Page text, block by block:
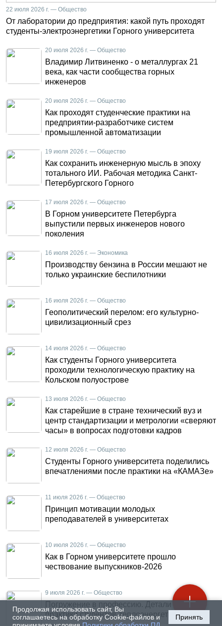
Продолжая использовать сайт, Вы
соглашаетесь на обработку Cookie-файлов и
Принять
22 июля 2026 г. — Общество
От лаборатории до предприятия: какой путь проходят
студенты-электроэнергетики Горного университета
20 июля 2026 г. — Общество
Владимир Литвиненко - о металлургах 21
века, как части сообщества горных
инженеров
20 июля 2026 г. — Общество
Как проходят студенческие практики на
предприятии-разработчике систем
промышленной автоматизации
19 июля 2026 г. — Общество
Как сохранить инженерную мысль в эпоху
тотального ИИ. Рабочая методика Санкт-
Петербургского Горного
17 июля 2026 г. — Общество
В Горном университете Петербурга
выпустили первых инженеров нового
поколения
16 июля 2026 г. — Экономика
Производству бензина в России мешают не
только украинские беспилотники
16 июля 2026 г. — Общество
Геополитический перелом: его культурно-
цивилизационный срез
14 июля 2026 г. — Общество
Как студенты Горного университета
проходили технологическую практику на
Кольском полуострове
13 июля 2026 г. — Общество
Как старейшие в стране технический вуз и
центр стандартизации и метрологии «сверяют
часы» в вопросах подготовки кадров
12 июля 2026 г. — Общество
Студенты Горного университета поделились
впечатлениями после практики на «КАМАЗе»
11 июля 2026 г. — Общество
Принцип мотивации молодых
преподавателей в университетах
10 июля 2026 г. — Общество
Как в Горном университете прошло
чествование выпускников-2026
9 июля 2026 г. — Общество
Погружение в профессию. Детали летней
практики студентов-теплоэнергетиков